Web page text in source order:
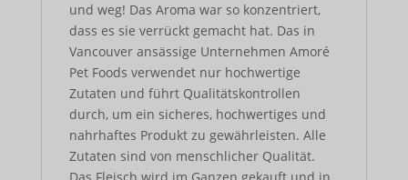
und weg! Das Aroma war so konzentriert,
dass es sie verrückt gemacht hat. Das in
Vancouver ansässige Unternehmen Amoré
Pet Foods verwendet nur hochwertige
Zutaten und führt Qualitätskontrollen
durch, um ein sicheres, hochwertiges und
nahrhaftes Produkt zu gewährleisten. Alle
Zutaten sind von menschlicher Qualität.